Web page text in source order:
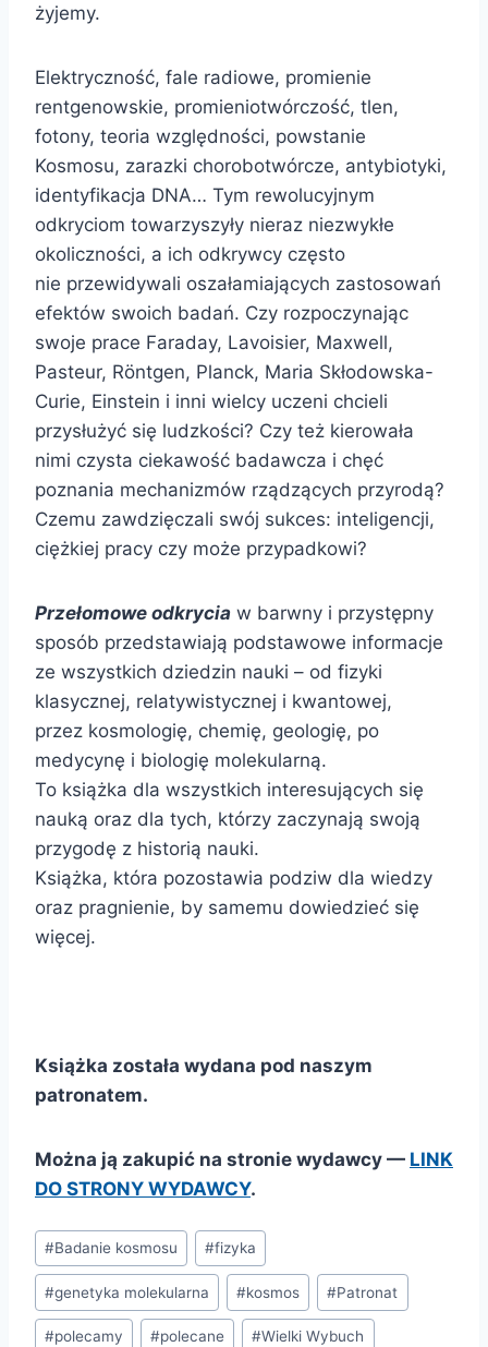
żyjemy.
Elektryczność, fale radiowe, promienie
rentgenowskie, promieniotwórczość, tlen,
fotony, teoria względności, powstanie
Kosmosu, zarazki chorobotwórcze, antybiotyki,
identyfikacja DNA… Tym rewolucyjnym
odkryciom towarzyszyły nieraz niezwykłe
okoliczności, a ich odkrywcy często
nie przewidywali oszałamiających zastosowań
efektów swoich badań. Czy rozpoczynając
swoje prace Faraday, Lavoisier, Maxwell,
Pasteur, Röntgen, Planck, Maria Skłodowska-
Curie, Einstein i inni wielcy uczeni chcieli
przysłużyć się ludzkości? Czy też kierowała
nimi czysta ciekawość badawcza i chęć
poznania mechanizmów rządzących przyrodą?
Czemu zawdzięczali swój sukces: inteligencji,
ciężkiej pracy czy może przypadkowi?
Przełomowe odkrycia w barwny i przystępny
sposób przedstawiają podstawowe informacje
ze wszystkich dziedzin nauki – od fizyki
klasycznej, relatywistycznej i kwantowej,
przez kosmologię, chemię, geologię, po
medycynę i biologię molekularną.
To książka dla wszystkich interesujących się
nauką oraz dla tych, którzy zaczynają swoją
przygodę z historią nauki.
Książka, która pozostawia podziw dla wiedzy
oraz pragnienie, by samemu dowiedzieć się
więcej.
Książka została wydana pod naszym
patronatem.
Można ją zakupić na stronie wydawcy — LINK
DO STRONY WYDAWCY.
Tagi
wpisu:
#Badanie kosmosu #fizyka
#genetyka molekularna #kosmos #Patronat
#polecamy #polecane #Wielki Wybuch